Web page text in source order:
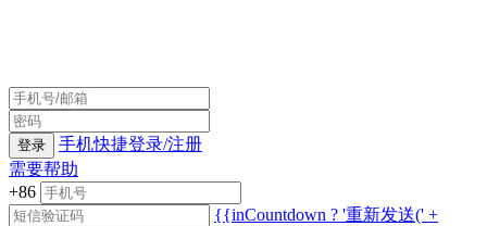
登录
手机快捷登录/注册
需要帮助
+86
{{inCountdown ? '重新发送(' +